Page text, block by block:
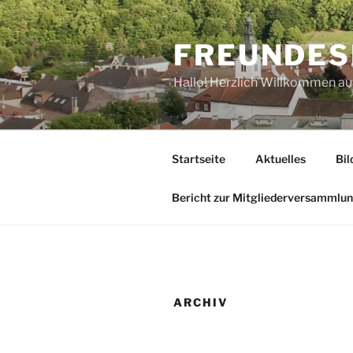
Zum
Inhalt
springen
Hallo! Herzlich Willkommen
Startseite Aktuelles
Bericht zur
ARCHIV